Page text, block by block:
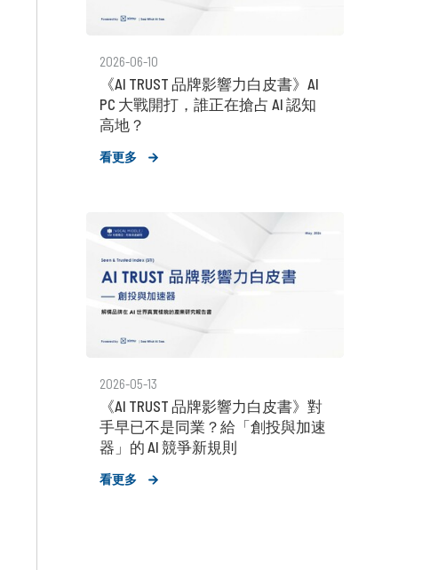
2026-06-10
《AI TRUST 品牌影響力白皮書》AI
PC 大戰開打，誰正在搶占 AI 認知
高地？
看更多
2026-05-13
《AI TRUST 品牌影響力白皮書》對
手早已不是同業？給「創投與加速
器」的 AI 競爭新規則
看更多